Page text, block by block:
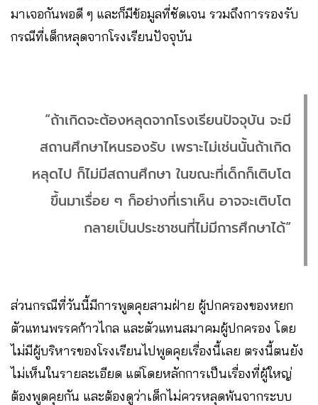
มาเจอกันพอดี ๆ และก็มีข้อมูลที่ชัดเจน รวมถึงการรองรับ
กรณีที่เด็กหลุดจากโรงเรียนปัจจุบัน
“ถ้าเกิดจะต้องหลุดจากโรงเรียนปัจจุบัน จะมี
สถานศึกษาไหนรองรับ เพราะไม่เช่นนั้นถ้าเกิด
หลุดไป ก็ไม่มีสถานศึกษา ในขณะที่เด็กก็เติบโต
ขึ้นมาเรื่อย ๆ ก็อย่างที่เราเห็น อาจจะเติบโต
กลายเป็นประชาชนที่ไม่มีการศึกษาได้“
ส่วนกรณีที่วันนี้มีการพูดคุยสามฝ่าย ผู้ปกครองของหยก
ตัวแทนพรรคก้าวไกล และตัวแทนสมาคมผู้ปกครอง โดย
ไม่มีผู้บริหารของโรงเรียนไปพูดคุยเรื่องนี้เลย ตรงนี้ตนยัง
ไม่เห็นในรายละเอียด แต่โดยหลักการเป็นเรื่องที่ผู้ใหญ่
ต้องพูดคุยกัน และต้องดูว่าเด็กไม่ควรหลุดพ้นจากระบบ